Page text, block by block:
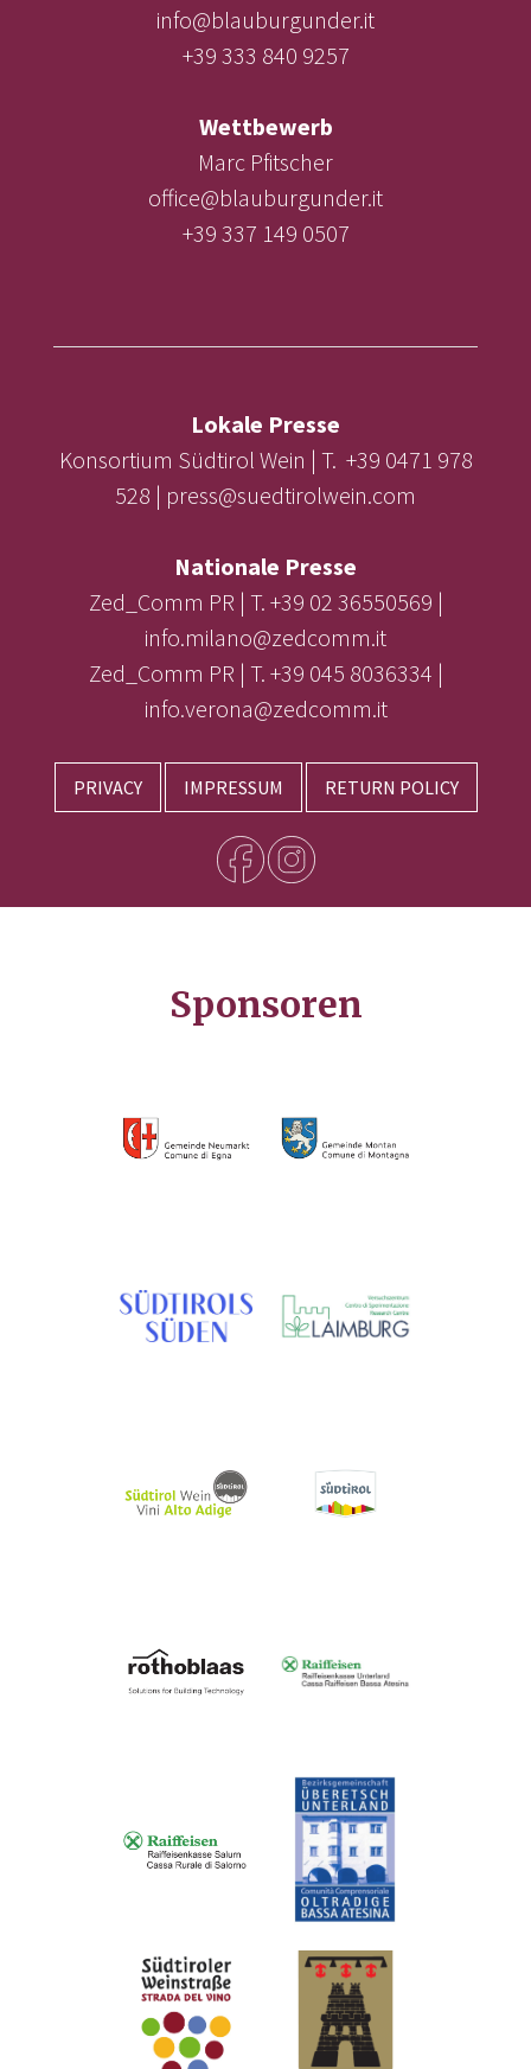
info@blauburgunder.it
+39 333 840 9257
Wettbewerb
Marc Pfitscher
office@blauburgunder.it
+39 337 149 0507
Lokale Presse
Konsortium Südtirol Wein | T. +39 0471 978
528 | press@suedtirolwein.com
Nationale Presse
Zed_Comm PR | T. +39 02 36550569 |
info.milano@zedcomm.it
Zed_Comm PR | T. +39 045 8036334 |
info.verona@zedcomm.it
PRIVACY IMPRESSUM RETURN POLICY
Sponsoren